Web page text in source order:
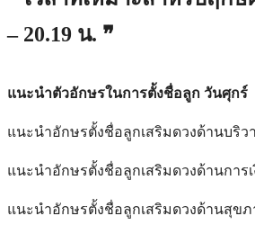
– 20.19 น. ❞
แนะนำตัวอักษรในการตั้งชื่อลูก วันศุกร์
แนะนำอักษรตั้งชื่อลูกเสริมดวงด้านบริว
แนะนำอักษรตั้งชื่อลูกเสริมดวงด้านก
แนะนำอักษรตั้งชื่อลูกเสริมดวงด้านสุข